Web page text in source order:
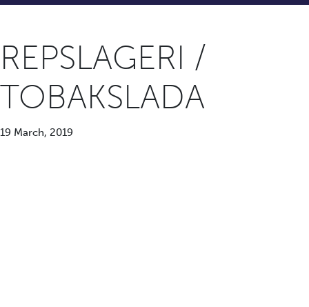
REPSLAGERI /
TOBAKSLADA
19 March, 2019